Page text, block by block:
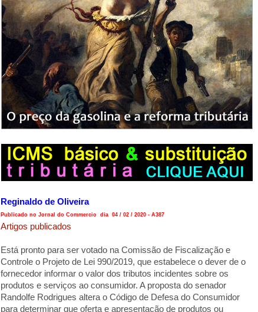
Reginaldo de Oliveira
Publicado no Jornal do Commercio dia 04 / 02 / 2020 - A387
Artigos publicados
Está pronto para ser votado na Comissão de Fiscalização e
Controle o Projeto de Lei 990/2019, que estabelece o dever de o
fornecedor informar o valor dos tributos incidentes sobre os
produtos e serviços ao consumidor. A proposta do senador
Randolfe Rodrigues altera o Código de Defesa do Consumidor
para determinar que oferta e apresentação de produtos ou